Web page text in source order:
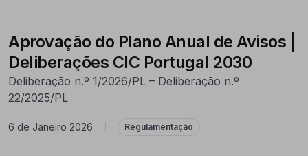
Aprovação do Plano Anual de Avisos |
Deliberações CIC Portugal 2030
Deliberação n.º 1/2026/PL – Deliberação n.º
22/2025/PL
6 de Janeiro 2026 Regulamentação